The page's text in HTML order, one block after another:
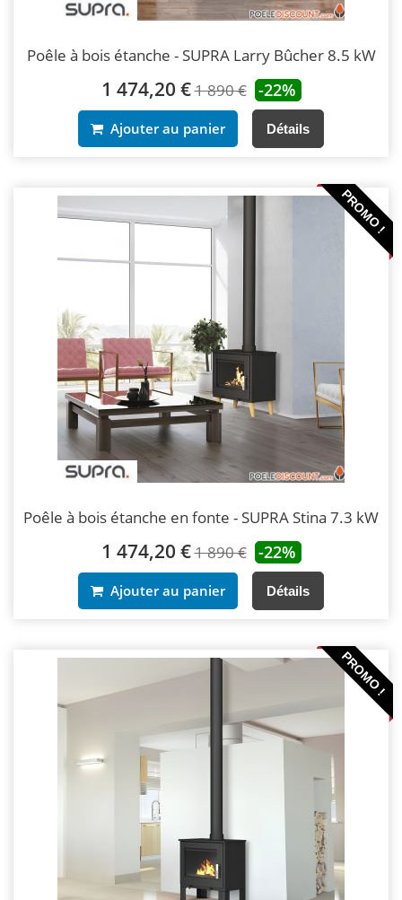
Poêle à bois étanche - SUPRA Larry Bûcher 8.5 kW
1 474,20 €1 890 € -22%
Ajouter au panier Détails
PROMO !
Poêle à bois étanche en fonte - SUPRA Stina 7.3 kW
1 474,20 €1 890 € -22%
Ajouter au panier Détails
PROMO !